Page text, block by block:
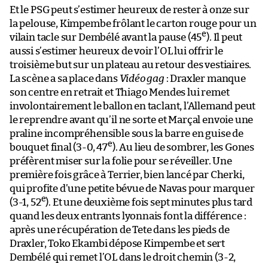
Et le PSG peut s’estimer heureux de rester à onze sur
la pelouse, Kimpembe frôlant le carton rouge pour un
vilain tacle sur Dembélé avant la pause (45e). Il peut
aussi s’estimer heureux de voir l’OL lui offrir le
troisième but sur un plateau au retour des vestiaires.
La scène a sa place dans Vidéo gag : Draxler manque
son centre en retrait et Thiago Mendes lui remet
involontairement le ballon en taclant, l’Allemand peut
le reprendre avant qu’il ne sorte et Marçal envoie une
praline incompréhensible sous la barre en guise de
bouquet final (3-0, 47e). Au lieu de sombrer, les Gones
préfèrent miser sur la folie pour se réveiller. Une
première fois grâce à Terrier, bien lancé par Cherki,
qui profite d’une petite bévue de Navas pour marquer
(3-1, 52e). Et une deuxième fois sept minutes plus tard
quand les deux entrants lyonnais font la différence :
après une récupération de Tete dans les pieds de
Draxler, Toko Ekambi dépose Kimpembe et sert
Dembélé qui remet l’OL dans le droit chemin (3-2,